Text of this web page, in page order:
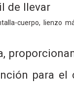
de llevar
cuerpo, lienzo
para